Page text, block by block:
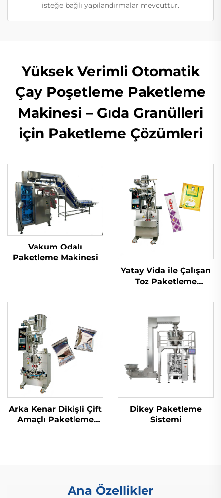
isteğe bağlı yapılandırmalar mevcuttur.
Yüksek Verimli Otomatik
Çay Poşetleme Paketleme
Makinesi – Gıda Granülleri
için Paketleme Çözümleri
Vakum Odalı
Paketleme Makinesi
Yatay Vida ile Çalışan
Toz Paketleme
Arka Kenar Dikişli Çift
Amaçlı Paketleme
Dikey Paketleme
Sistemi
Ana Özellikler